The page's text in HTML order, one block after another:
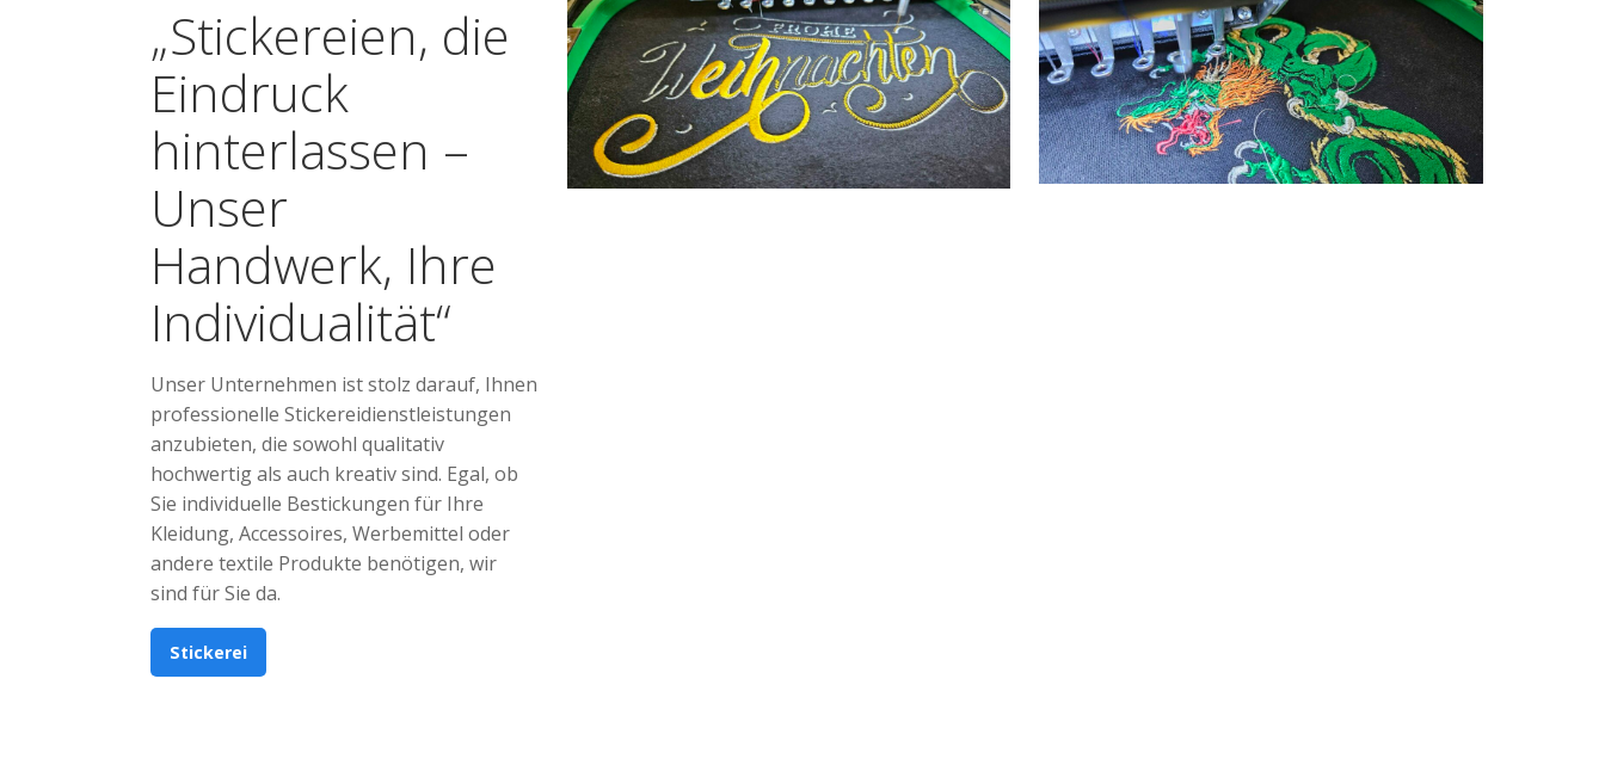
„Stickereien, die
Eindruck
hinterlassen –
Unser
Handwerk, Ihre
Individualität“
Unser Unternehmen ist stolz darauf, Ihnen
professionelle Stickereidienstleistungen
anzubieten, die sowohl qualitativ
hochwertig als auch kreativ sind. Egal, ob
Sie individuelle Bestickungen für Ihre
Kleidung, Accessoires, Werbemittel oder
andere textile Produkte benötigen, wir
sind für Sie da.
Stickerei